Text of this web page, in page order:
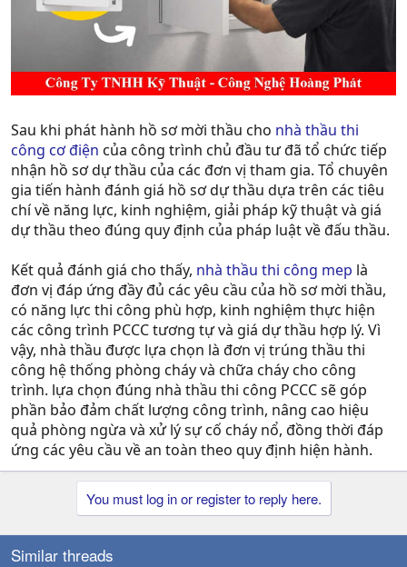
Sau khi phát hành hồ sơ mời thầu cho nhà thầu thi
công cơ điện của công trình chủ đầu tư đã tổ chức tiếp
nhận hồ sơ dự thầu của các đơn vị tham gia. Tổ chuyên
gia tiến hành đánh giá hồ sơ dự thầu dựa trên các tiêu
chí về năng lực, kinh nghiệm, giải pháp kỹ thuật và giá
dự thầu theo đúng quy định của pháp luật về đấu thầu.
Kết quả đánh giá cho thấy, nhà thầu thi công mep là
đơn vị đáp ứng đầy đủ các yêu cầu của hồ sơ mời thầu,
có năng lực thi công phù hợp, kinh nghiệm thực hiện
các công trình PCCC tương tự và giá dự thầu hợp lý. Vì
vậy, nhà thầu được lựa chọn là đơn vị trúng thầu thi
công hệ thống phòng cháy và chữa cháy cho công
trình. lựa chọn đúng nhà thầu thi công PCCC sẽ góp
phần bảo đảm chất lượng công trình, nâng cao hiệu
quả phòng ngừa và xử lý sự cố cháy nổ, đồng thời đáp
ứng các yêu cầu về an toàn theo quy định hiện hành.
You must log in or register to reply here.
Similar threads